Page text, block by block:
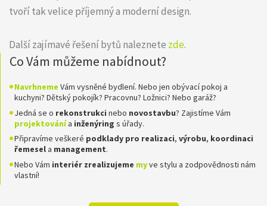
tvoří tak velice příjemný a moderní design.
Další zajímavé řešení bytů naleznete zde.
Co Vám můžeme nabídnout?
Navrhneme Vám vysněné bydlení. Nebo jen obývací pokoj a
kuchyni? Dětský pokojík? Pracovnu? Ložnici? Nebo garáž?
Jedná se o rekonstrukci nebo novostavbu? Zajistíme Vám
projektovánía inženýring s úřady.
Připravíme veškeré podklady pro realizaci, výrobu, koordinaci
řemesela management.
Nebo Vám interiér zrealizujeme myve stylu a zodpovědnosti nám
vlastní!